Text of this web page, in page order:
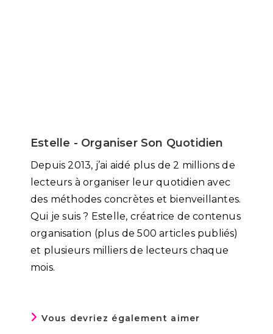
Estelle - Organiser Son Quotidien
Depuis 2013, j’ai aidé plus de 2 millions de
lecteurs à organiser leur quotidien avec
des méthodes concrètes et bienveillantes.
Qui je suis ? Estelle, créatrice de contenus
organisation (plus de 500 articles publiés)
et plusieurs milliers de lecteurs chaque
mois.
Vous devriez également aimer